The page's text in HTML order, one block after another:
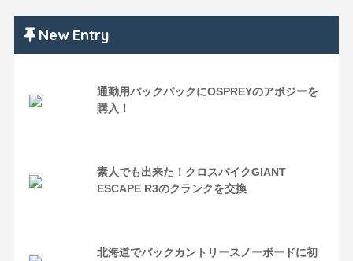
New Entry
通勤用バックパックにOSPREYのアポジーを
購入！
素人でも出来た！クロスバイクGIANT
ESCAPE R3のクランクを交換
北海道でバックカントリースノーボードに初